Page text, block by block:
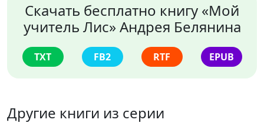
Скачать бесплатно книгу «Мой
учитель Лис» Андрея Белянина
TXT FB2 RTF EPUB
Другие книги из серии